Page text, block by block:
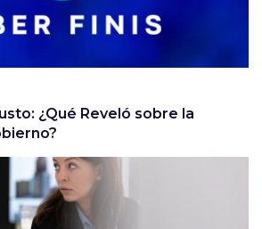
¿Qué Reveló sobre la